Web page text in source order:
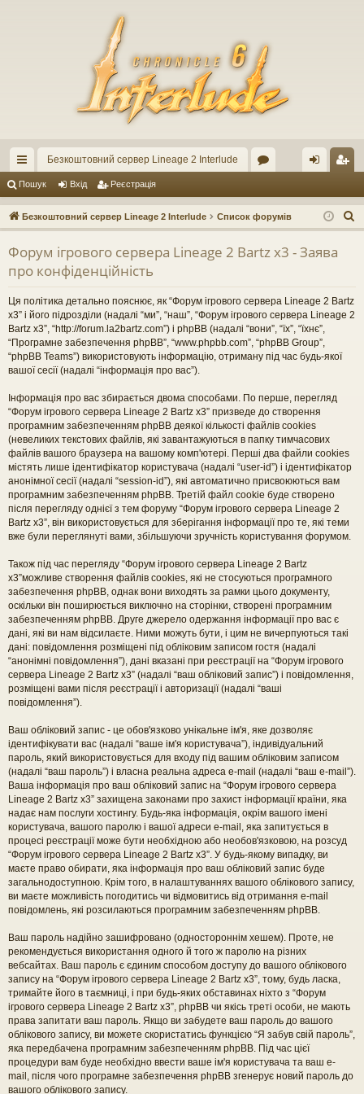
ви
дк
ий
до
ст
уп
Безкоштовний сервер Lineage 2 Interlude
ум
и
д ст
ра
Пошук Вхід Реєстрація
Безкоштовний сервер Lineage 2 Interlude Список форумів
о
Форум ігрового сервера Lineage 2 Bartz x3 - Заява
про конфіденційність
Ця політика детально пояснює, як “Форум ігрового сервера Lineage 2 Bartz
x3” і його підрозділи (надалі “ми”, “наш”, “Форум ігрового сервера Lineage 2
Bartz x3”, “http://forum.la2bartz.com”) і phpBB (надалі “вони”, “їх”, “їхнє”,
“Програмне забезпечення phpBB”, “www.phpbb.com”, “phpBB Group”,
“phpBB Teams”) використовують інформацію, отриману під час будь-якої
вашої сесії (надалі “інформація про вас”).
Інформація про вас збирається двома способами. По перше, перегляд
“Форум ігрового сервера Lineage 2 Bartz x3” призведе до створення
програмним забезпеченням phpBB деякої кількості файлів cookies
(невеликих текстових файлів, які завантажуються в папку тимчасових
файлів вашого браузера на вашому комп'ютері. Перші два файли cookies
містять лише ідентифікатор користувача (надалі “user-id”) і ідентифікатор
анонімної сесії (надалі “session-id”), які автоматично присвоюються вам
програмним забезпеченням phpBB. Третій файл cookie буде створено
після перегляду однієї з тем форуму “Форум ігрового сервера Lineage 2
Bartz x3”, він використовується для зберігання інформації про те, які теми
вже були переглянуті вами, збільшуючи зручність користування форумом.
Також під час перегляду “Форум ігрового сервера Lineage 2 Bartz
x3”можливе створення файлів cookies, які не стосуються програмного
забезпечення phpBB, однак вони виходять за рамки цього документу,
оскільки він поширюється виключно на сторінки, створені програмним
забезпеченням phpBB. Друге джерело одержання інформації про вас є
дані, які ви нам відсилаєте. Ними можуть бути, і цим не вичерпуються такі
дані: повідомлення розміщені під обліковим записом гостя (надалі
“анонімні повідомлення”), дані вказані при реєстрації на “Форум ігрового
сервера Lineage 2 Bartz x3” (надалі “ваш обліковий запис”) і повідомлення,
розміщені вами після реєстрації і авторизації (надалі “ваші
повідомлення”).
Ваш обліковий запис - це обов'язково унікальне ім'я, яке дозволяє
ідентифікувати вас (надалі “ваше ім'я користувача”), індивідуальний
пароль, який використовується для входу під вашим обліковим записом
(надалі “ваш пароль”) і власна реальна адреса e-mail (надалі “ваш e-mail”).
Ваша інформація про ваш обліковий запис на “Форум ігрового сервера
Lineage 2 Bartz x3” захищена законами про захист інформації країни, яка
надає нам послуги хостингу. Будь-яка інформація, окрім вашого імені
користувача, вашого паролю і вашої адреси e-mail, яка запитується в
процесі реєстрації може бути необхідною або необов'язковою, на розсуд
“Форум ігрового сервера Lineage 2 Bartz x3”. У будь-якому випадку, ви
маєте право обирати, яка інформація про ваш обліковий запис буде
загальнодоступною. Крім того, в налаштуваннях вашого облікового запису,
ви маєте можливість погодитись чи відмовитись від отримання e-mail
повідомлень, які розсилаються програмним забезпеченням phpBB.
Ваш пароль надійно зашифровано (одностороннім хешем). Проте, не
рекомендується використання одного й того ж паролю на різних
вебсайтах. Ваш пароль є єдиним способом доступу до вашого облікового
запису на “Форум ігрового сервера Lineage 2 Bartz x3”, тому, будь ласка,
тримайте його в таємниці, і при будь-яких обставинах ніхто з “Форум
ігрового сервера Lineage 2 Bartz x3”, phpBB чи якісь треті особи, не мають
права запитати ваш пароль. Якщо ви забудете ваш пароль до вашого
облікового запису, ви можете скористатись функцією “Я забув свій пароль”,
яка передбачена програмним забезпеченням phpBB. Під час цієї
процедури вам буде необхідно ввести ваше ім'я користувача та ваш e-
mail, після чого програмне забезпечення phpBB згенерує новий пароль до
вашого облікового запису.